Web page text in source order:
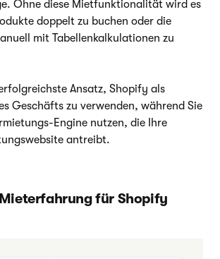
Ohne diese Mietfunktionalität wird es
doppelt zu buchen oder die
mit Tabellenkalkulationen zu
Ansatz, Shopify als
Geschäfts zu verwenden, während Sie
Engine nutzen, die Ihre
antreibt.
für Shopify